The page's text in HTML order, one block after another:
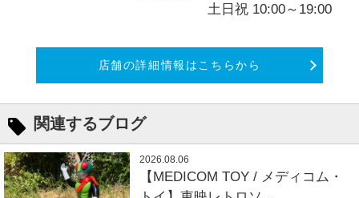
土日祝 10:00～19:00
店舗の詳細情報はこちらから
関連するブログ
2026.08.06
【MEDICOM TOY / メディコム・